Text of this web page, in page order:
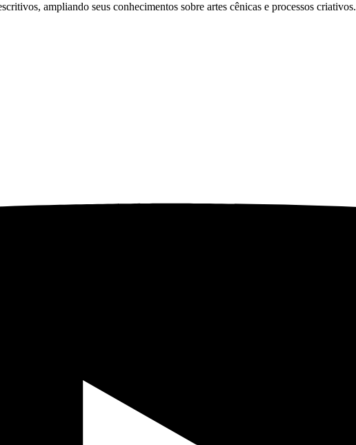
ampliando seus conhecimentos sobre artes cênicas e processos criativos.